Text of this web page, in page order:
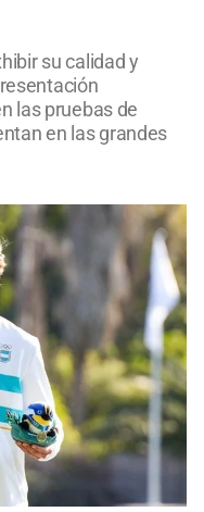
su calidad y
las pruebas de
en las grandes